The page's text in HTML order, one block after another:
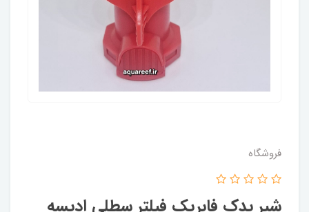
فروشگاه
شیر یدک فابریک فیلتر سطلی ادیسه